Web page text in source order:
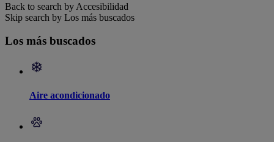
Back to search by Accesibilidad
Skip search by Los más buscados
Los más buscados
Aire acondicionado